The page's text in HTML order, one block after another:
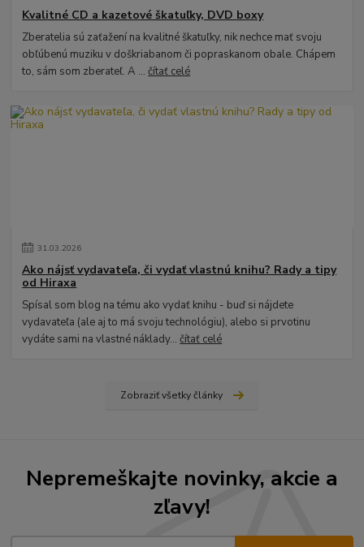
Kvalitné CD a kazetové škatuľky, DVD boxy
Zberatelia sú zaťažení na kvalitné škatuľky, nik nechce mať svoju
obľúbenú muziku v doškriabanom či popraskanom obale. Chápem
to, sám som zberateľ. A ...čítať celé
31.03.2026
Ako nájsť vydavateľa, či vydať vlastnú knihu? Rady a tipy
od Hiraxa
Spísal som blog na tému ako vydať knihu - buď si nájdete
vydavateľa (ale aj to má svoju technológiu), alebo si prvotinu
vydáte sami na vlastné náklady...čítať celé
Zobraziť všetky články
Nepremeškajte novinky, akcie a
zľavy!